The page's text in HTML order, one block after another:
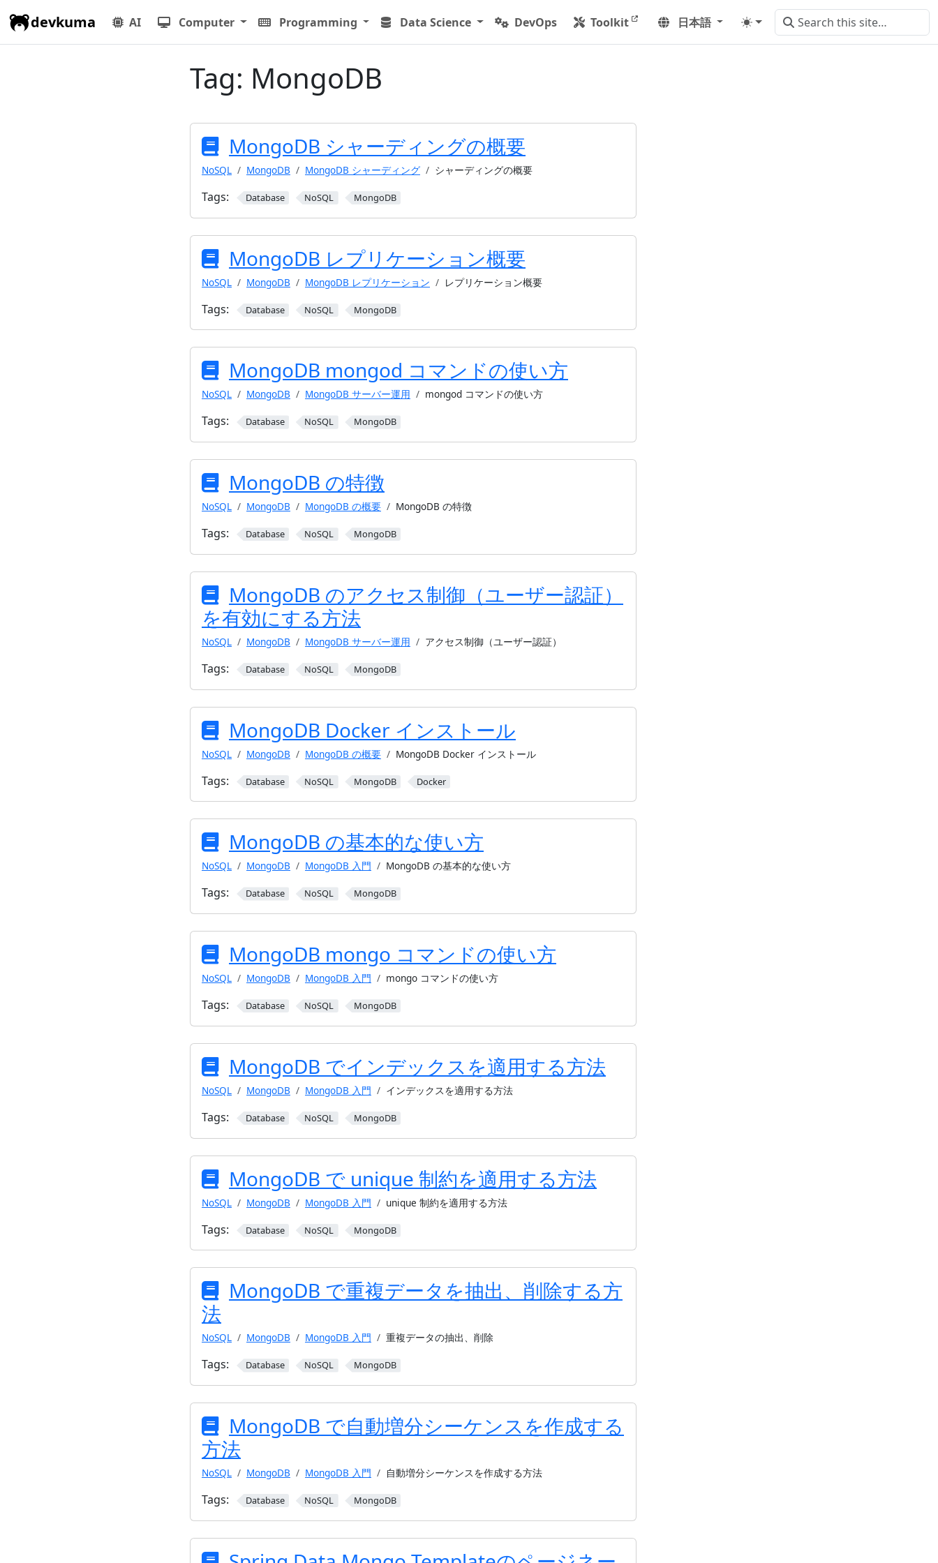
devkuma AI Computer Programming Data Science DevOps Toolkit 日本語
Tag: MongoDB
MongoDB シャーディングの概要
NoSQL MongoDB MongoDB シャーディング シャーディングの概要
Tags: Database NoSQL MongoDB
MongoDB レプリケーション概要
NoSQL MongoDB MongoDB レプリケーション レプリケーション概要
Tags: Database NoSQL MongoDB
MongoDB mongod コマンドの使い方
NoSQL MongoDB MongoDB サーバー運用 mongod コマンドの使い方
Tags: Database NoSQL MongoDB
MongoDB の特徴
NoSQL MongoDB MongoDB の概要 MongoDB の特徴
Tags: Database NoSQL MongoDB
MongoDB のアクセス制御（ユーザー認証）
を有効にする方法
NoSQL MongoDB MongoDB サーバー運用 アクセス制御（ユーザー認証）
Tags: Database NoSQL MongoDB
MongoDB Docker インストール
NoSQL MongoDB MongoDB の概要 MongoDB Docker インストール
Tags: Database NoSQL MongoDB Docker
MongoDB の基本的な使い方
NoSQL MongoDB MongoDB 入門 MongoDB の基本的な使い方
Tags: Database NoSQL MongoDB
MongoDB mongo コマンドの使い方
NoSQL MongoDB MongoDB 入門 mongo コマンドの使い方
Tags: Database NoSQL MongoDB
MongoDB でインデックスを適用する方法
NoSQL MongoDB MongoDB 入門 インデックスを適用する方法
Tags: Database NoSQL MongoDB
MongoDB で unique 制約を適用する方法
NoSQL MongoDB MongoDB 入門 unique 制約を適用する方法
Tags: Database NoSQL MongoDB
MongoDB で重複データを抽出、削除する方
法
NoSQL MongoDB MongoDB 入門 重複データの抽出、削除
Tags: Database NoSQL MongoDB
MongoDB で自動増分シーケンスを作成する
方法
NoSQL MongoDB MongoDB 入門 自動増分シーケンスを作成する方法
Tags: Database NoSQL MongoDB